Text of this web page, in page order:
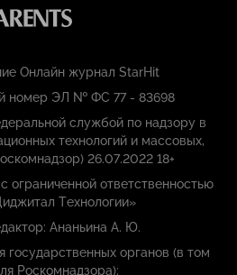
Онлайн журнал StarHit
номер ЭЛ № ФС 77 - 83698
службой по надзору в
технологий и массовых,
26.07.2022 18+
ограниченной ответственностью
Технологии»
Ананьина А. Ю.
государственных органов (в том
Роскомнадзора):